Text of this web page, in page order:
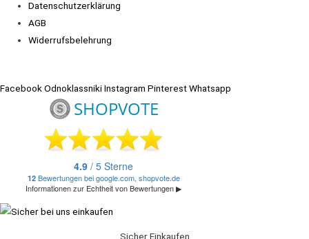
Datenschutzerklärung
AGB
Widerrufsbelehrung
FacebookOdnoklassnikiInstagram PinterestWhatsapp
Sicher Einkaufen